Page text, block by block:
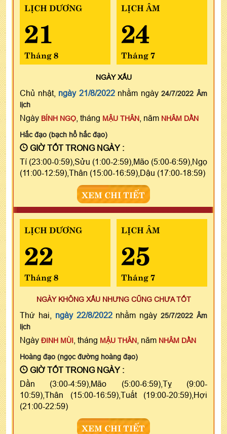
LỊCH DƯƠNG
21
Tháng 8
LỊCH ÂM
24
Tháng 7
NGÀYXẤU
Chủ nhật, ngày 21/8/2022nhằm ngày24/7/2022 Âm
lịch
Ngày BÍNH NGỌ , tháng MẬU THÂN , năm NHÂM DẦN
Hắc đạo (bạch hổ hắc đạo)
GIỜ TỐT TRONG NGÀY :
Tí (23:00-0:59),Sửu (1:00-2:59),Mão (5:00-6:59),Ngọ
(11:00-12:59),Thân (15:00-16:59),Dậu (17:00-18:59)
XEM CHI TIẾT
LỊCH DƯƠNG
22
Tháng 8
LỊCH ÂM
25
Tháng 7
NGÀY KHÔNG XẤU NHƯNG CŨNG CHƯA TỐT
Thứ hai, ngày 22/8/2022nhằm ngày25/7/2022 Âm
lịch
Ngày ĐINH MÙI , tháng MẬU THÂN , năm NHÂM DẦN
Hoàng đạo (ngọc đường hoàng đạo)
GIỜ TỐT TRONG NGÀY :
Dần (3:00-4:59),Mão (5:00-6:59),Tỵ (9:00-
10:59),Thân (15:00-16:59),Tuất (19:00-20:59),Hợi
(21:00-22:59)
XEM CHI TIẾT